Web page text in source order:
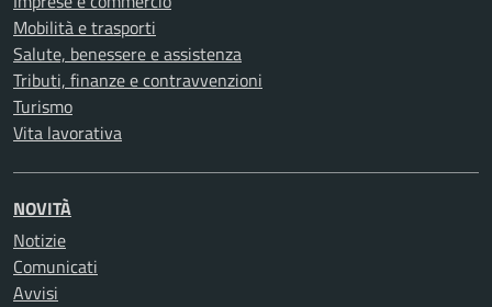
Mobilità e trasporti
Salute, benessere e assistenza
Tributi, finanze e contravvenzioni
Turismo
Vita lavorativa
NOVITÀ
Notizie
Comunicati
Avvisi